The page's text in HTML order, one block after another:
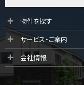
第10位
全棟ＬＤＫは16帖の4ＬＤ
物件を探す
サービス・ご案内
会社情報